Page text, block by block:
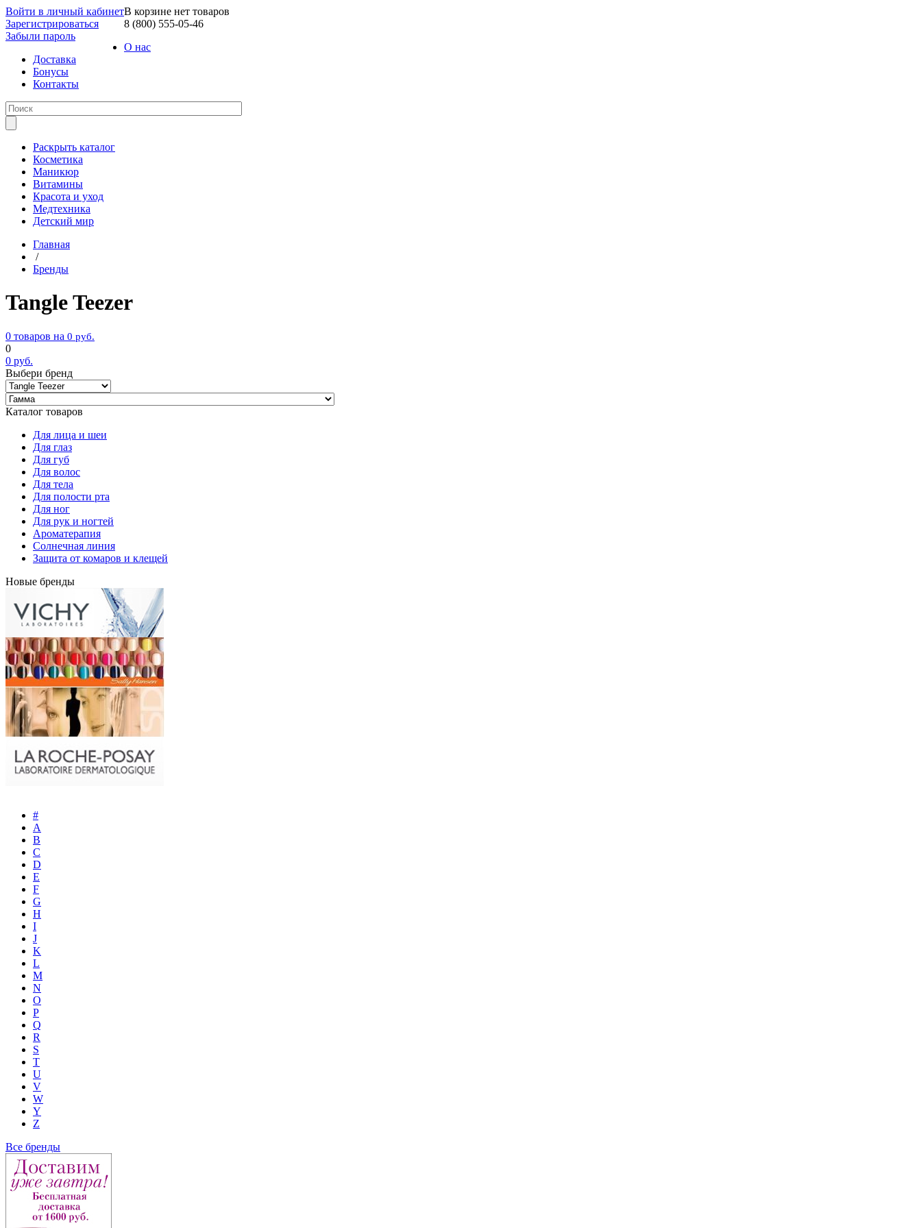
Войти в личный кабинет
Зарегистрироваться
Забыли пароль
В корзине нет товаров
8 (800) 555-05-46
О нас
Доставка
Бонусы
Контакты
Раскрыть каталог
Косметика
Маникюр
Витамины
Красота и уход
Медтехника
Детский мир
Главная
/
Бренды
Tangle Teezer
0 товаров на 0 руб.
0
0 руб.
Выбери бренд
Каталог товаров
Для лица и шеи
Для глаз
Для губ
Для волос
Для тела
Для полости рта
Для ног
Для рук и ногтей
Ароматерапия
Солнечная линия
Защита от комаров и клещей
Новые бренды
#
A
B
C
D
E
F
G
H
I
J
K
L
M
N
O
P
Q
R
S
T
U
V
W
Y
Z
Все бренды